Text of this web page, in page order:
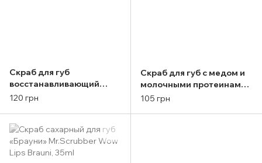
Скраб для губ
восстанавливающий
Hollyskin Lip Scrub 48g
120 грн
Скраб для губ с медом и
молочными протеинами
A"Pieu Honey & Milk Lip
105 грн